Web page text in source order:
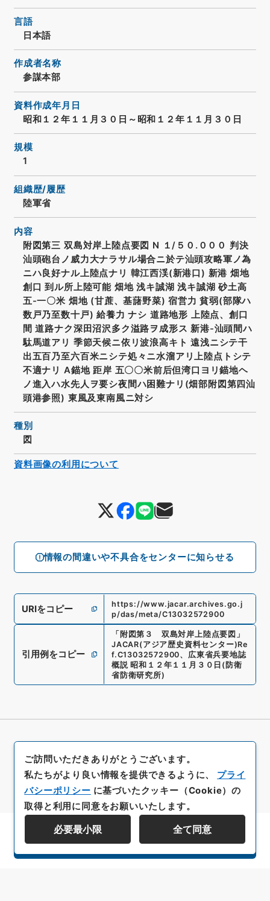
情報の間違いや不具合をセンターに知らせる
言語
日本語
作成者名称
参謀本部
資料作成年月日
昭和１２年１１月３０日～昭和１２年１１月３０日
規模
1
組織歴/履歴
陸軍省
内容
附図第三 双島対岸上陸点要図 N １/５０.０００ 判決
汕頭砲台ノ威力大ナラサル場合ニ於テ汕頭攻略軍ノ為
ニハ良好ナル上陸点ナリ 韓江西渓(新港口) 新港 畑地
創口 到ル所上陸可能 畑地 浅キ誠湖 浅キ誠湖 砂土高
五-一〇米 畑地 (甘蔗、基藷野菜) 宿営力 貧弱(部隊ハ
数戸乃至数十戸) 給養力 ナシ 道路地形 上陸点、創口
間 道路ナク深田沼沢多ク溢路ヲ成形ス 新港-汕頭間ハ
駄馬道アリ 季節天候ニ依リ波浪高キト 遠浅ニシテ干
出五百乃至六百米ニシテ処々ニ水溜アリ上陸点トシテ
不適ナリ A錨地 距岸 五〇〇米前后但湾口ヨリ錨地ヘ
ノ進入ハ水先人ヲ要シ夜間ハ困難ナリ(畑部附図第四汕
頭港参照) 東風及東南風ニ対シ
種別
図
URIをコピー
https://www.jacar.archives.go.j
p/das/meta/C13032572900
引用例をコピー
「附図第３ 双島対岸上陸点要図 」
JACAR(アジア歴史資料センター)Re
f.C13032572900、 広東省兵要地誌
概説 昭和１２年１１月３０日 (防衛
省防衛研究所)
資料画像の利用について
資料群階層を表示する
ご訪問いただきありがとうございます。
私たちがより良い情報を提供できるように、 プライ
バシーポリシー に基づいたクッキー（Cookie）の
取得と利用に同意をお願いいたします。
必要最小限 全て同意